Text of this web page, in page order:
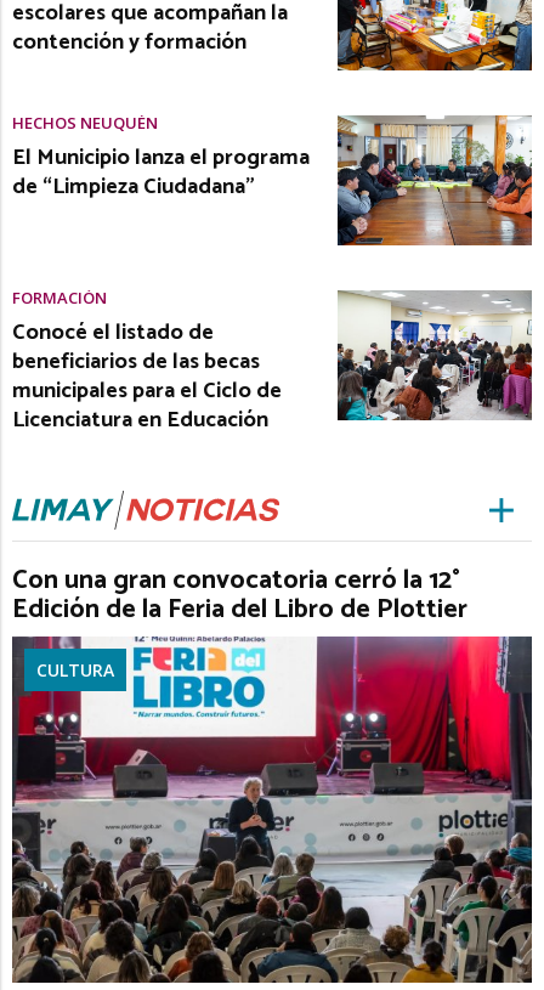
escolares que acompañan la
contención y formación
HECHOS NEUQUÉN
El Municipio lanza el programa
de “Limpieza Ciudadana”
FORMACIÓN
Conocé el listado de
beneficiarios de las becas
municipales para el Ciclo de
Licenciatura en Educación
Con una gran convocatoria cerró la 12°
Edición de la Feria del Libro de Plottier
CULTURA